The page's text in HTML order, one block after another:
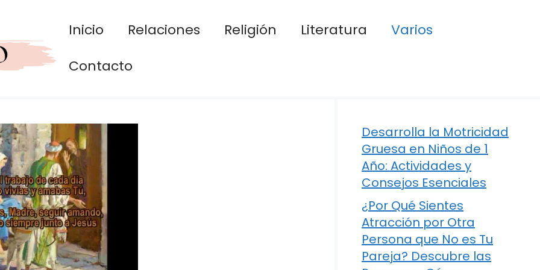
Inicio Relaciones Religión Literatura
Varios
Contacto
Desarrolla la Motricidad
Gruesa en Niños de 1
Año: Actividades y
Consejos Esenciales
¿Por Qué Sientes
Atracción por Otra
Persona que No es Tu
Pareja? Descubre las